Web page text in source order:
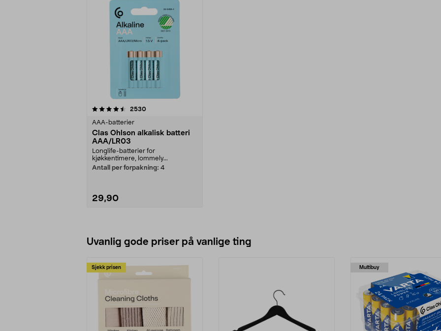
2530anmeldelser
AAA-batterier
Clas Ohlson alkalisk batteri
AAA/LR03
Longlife-batterier for
kjøkkentimere, lommely...
Antall per forpakning: 4
29,90
Uvanlig gode priser på vanlige ting
Sjekk prisen Multibuy